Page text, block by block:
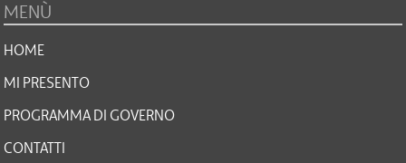
MENÙ
HOME
MI PRESENTO
PROGRAMMA DI GOVERNO
CONTATTI